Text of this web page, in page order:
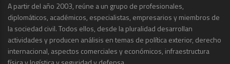
A partir del año 2003, reúne a un grupo de profesionales,
diplomáticos, académicos, especialistas, empresarios y miembros de
la sociedad civil. Todos ellos, desde la pluralidad desarrollan
actividades y producen análisis en temas de política exterior, derecho
internacional, aspectos comerciales y económicos, infraestructura